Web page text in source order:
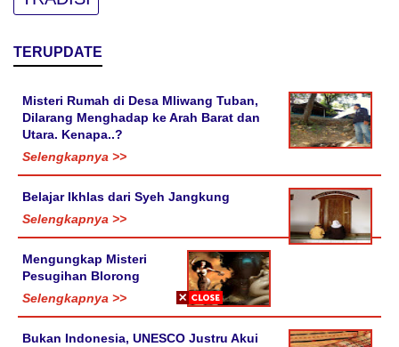
TERUPDATE
Misteri Rumah di Desa Mliwang Tuban,
Dilarang Menghadap ke Arah Barat dan
Utara. Kenapa..?
Selengkapnya >>
Belajar Ikhlas dari Syeh Jangkung
Selengkapnya >>
Mengungkap Misteri
Pesugihan Blorong
Selengkapnya >>
Bukan Indonesia, UNESCO Justru Akui